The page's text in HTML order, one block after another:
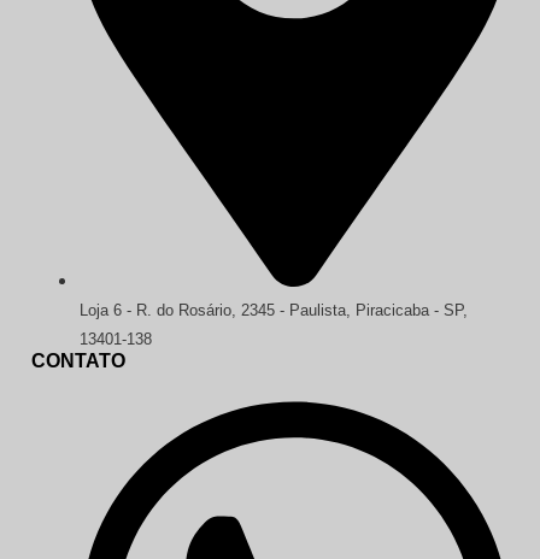
Loja 6 - R. do Rosário, 2345 - Paulista, Piracicaba - SP,
13401-138
CONTATO